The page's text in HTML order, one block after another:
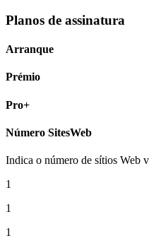
Planos de assinatura
Arranque
Prémio
Pro+
Número SitesWeb
Indica o número de sítios Web
1
1
1